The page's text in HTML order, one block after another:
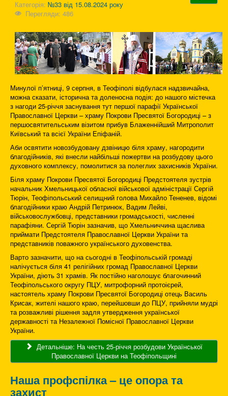
Категорія: №33 від 15.08.2024 року
Перегляди: 486
Минулої п’ятниці, 9 серпня, в Теофіполі відбулася надзвичайна,
можна сказати, історична та доленосна подія: до нашого містечка
з нагоди 25-річчя заснування тут першої парафії Української
Православної Церкви – храму Покрови Пресвятої Богородиці – з
першосвятительським візитом прибув Блаженнійший Митрополит
Київський та всієї України Епіфаній.
Аби освятити новозбудовану дзвіницю біля храму, нагородити
благодійників, які внесли найбільші пожертви на розбудову цього
духовного комплексу, помолитися за полеглих захисників України.
Біля храму Покрови Пресвятої Богородиці Предстоятеля зустрів
начальник Хмельницької обласної військової адміністрації Сергій
Тюрін, Теофіпольський селищний голова Михайло Тененев, відомі
благодійники краю Андрій Петринюк, Вадим Лейві,
військовослужбовці, представники громадськості, численні
парафіяни. Сергій Тюрін зазначив, що Хмельниччина щаслива
приймати Предстоятеля Православної Церкви України та
представників поважного українського духовенства.
Варто зазначити, що на сьогодні в Теофіпольській громаді
налічується біля 41 релігійних громад Православної Церкви
України, діють 31 храмів. Як постійно наголошує благочинний
Теофіпольського округу ПЦУ, митрофорний протоієрей,
настоятель храму Покрови Пресвятої Богородиці отець Василь
Крисак, жителі нашого краю, перейшовши до ПЦУ, прийняли мудрі
та розважливі рішення задля утвердження української
державності та Незалежної Помісної Православної Церкви
України.
Детальніше: На честь 25-річчя розбудови Української
Православної Церкви на Теофіпольщині
Наша профспілка – це опора та
захист